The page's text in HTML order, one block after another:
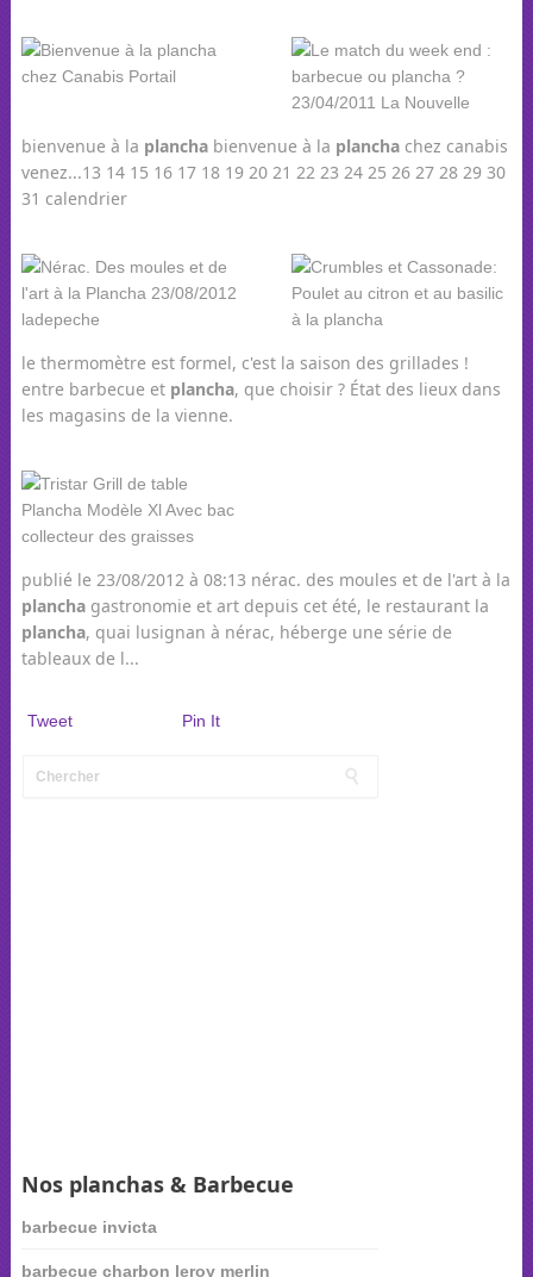
bienvenue à la planchabienvenue à la planchachez canabis
venez...13 14 15 16 17 18 19 20 21 22 23 24 25 26 27 28 29 30
31 calendrier
le thermomètre est formel, c'est la saison des grillades !
entre barbecue et plancha, que choisir ? État des lieux dans
les magasins de la vienne.
publié le 23/08/2012 à 08:13 nérac. des moules et de l'art à la
planchagastronomie et art depuis cet été, le restaurant la
plancha, quai lusignan à nérac, héberge une série de
tableaux de l...
Tweet Pin It
Nos planchas & Barbecue
barbecue invicta
barbecue charbon leroy merlin